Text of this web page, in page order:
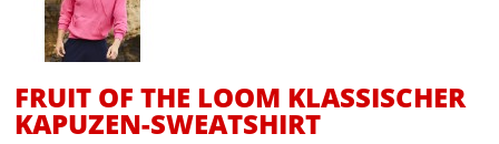
FRUIT OF THE LOOM KLASSISCHER
KAPUZEN-SWEATSHIRT